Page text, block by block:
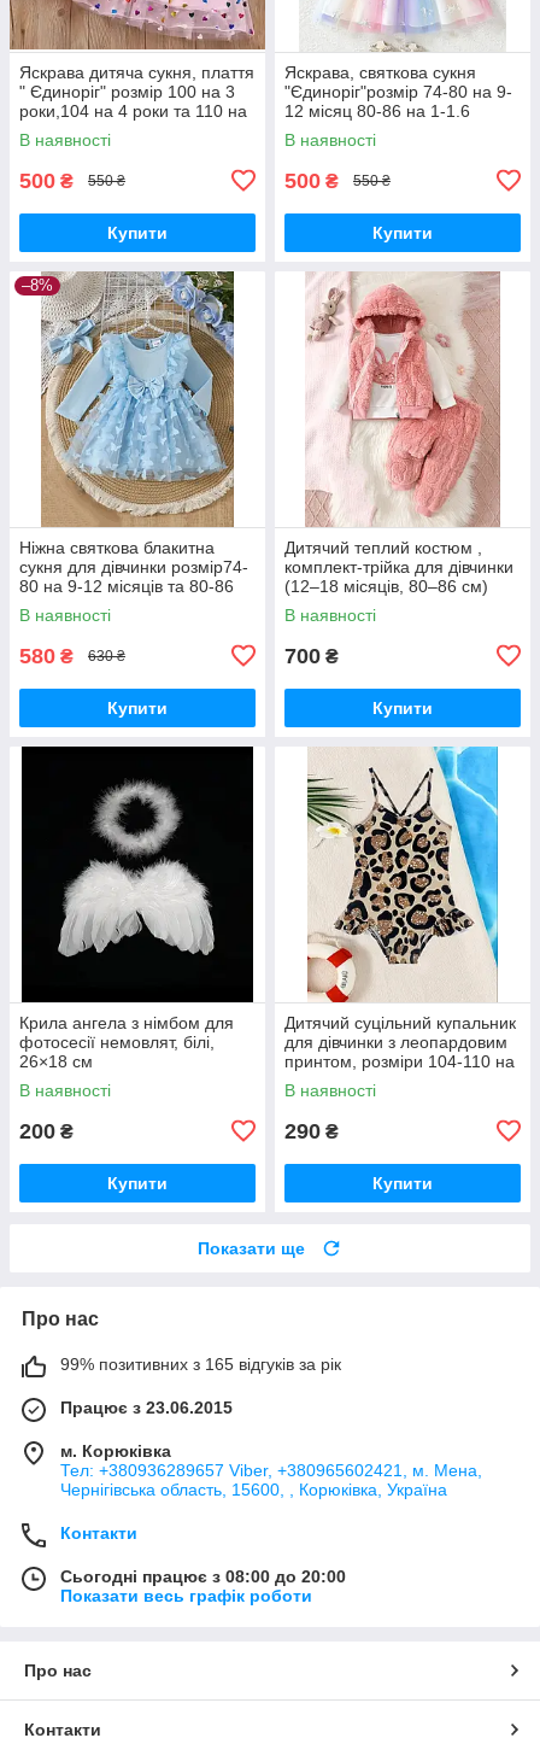
Яскрава дитяча сукня, плаття
" Єдиноріг" розмір 100 на 3
роки,104 на 4 роки та 110 на
5 років
В наявності
500 ₴ 550 ₴
Купити
Яскрава, святкова сукня
"Єдиноріг"розмір 74-80 на 9-
12 місяц 80-86 на 1-1.6
років,розмір 86-92 на 1.6-2
роки та 92-98 на 2-3 роки
В наявності
500 ₴ 550 ₴
Купити
–8%
Ніжна святкова блакитна
сукня для дівчинки розмір74-
80 на 9-12 місяців та 80-86
на 12-18 місяців
В наявності
580 ₴ 630 ₴
Купити
Дитячий теплий костюм ,
комплект-трійка для дівчинки
(12–18 місяців, 80–86 см)
В наявності
700 ₴
Купити
Крила ангела з німбом для
фотосесії немовлят, білі,
26×18 см
В наявності
200 ₴
Купити
Дитячий суцільний купальник
для дівчинки з леопардовим
принтом, розміри 104-110 на
4-5років та 110-116 на 5-6
років
В наявності
290 ₴
Купити
Показати ще
Про нас
99% позитивних з 165 відгуків за рік
Працює з 23.06.2015
м. Корюківка
Тел: +380936289657 Viber, +380965602421, м. Мена,
Чернігівська область, 15600, , Корюківка, Україна
Контакти
Сьогодні працює з 08:00 до 20:00
Показати весь графік роботи
Про нас
Контакти